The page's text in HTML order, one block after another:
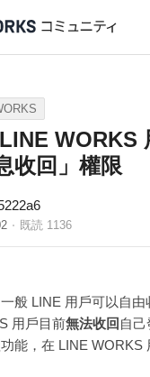
Ideas
WORKS
收回」權限
既読 1136
般 LINE 用戶可以自由
用戶目前無法收回 自
能，在 LINE WORKS